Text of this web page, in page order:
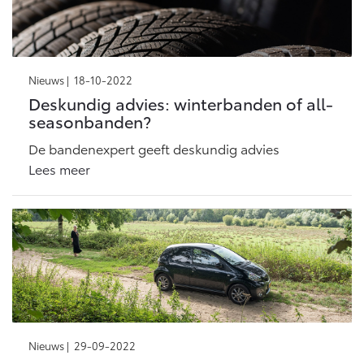
Nieuws | 18-10-2022
Deskundig advies: winterbanden of all-
seasonbanden?
De bandenexpert geeft deskundig advies
Lees meer
Nieuws | 29-09-2022